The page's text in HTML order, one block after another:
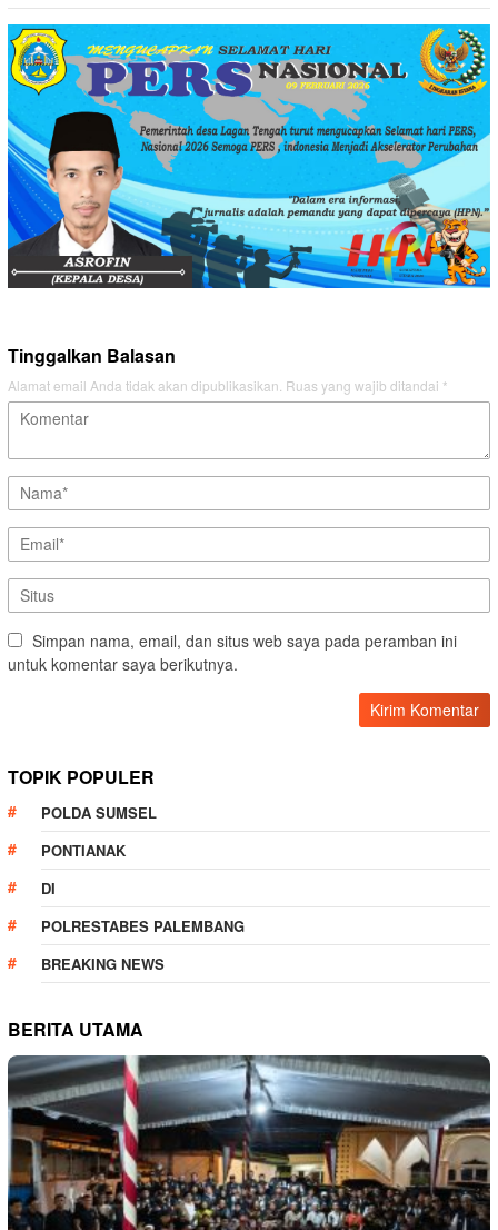
Tinggalkan Balasan
Alamat email Anda tidak akan dipublikasikan. Ruas yang wajib ditandai *
Simpan nama, email, dan situs web saya pada peramban ini
untuk komentar saya berikutnya.
TOPIK POPULER
POLDA SUMSEL
PONTIANAK
DI
POLRESTABES PALEMBANG
BREAKING NEWS
BERITA UTAMA